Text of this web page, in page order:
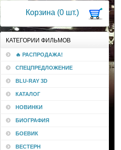
Корзина (0 шт.)
КАТЕГОРИИ ФИЛЬМОВ
🔥 РАСПРОДАЖА!
СПЕЦПРЕДЛОЖЕНИЕ
BLU-RAY 3D
КАТАЛОГ
НОВИНКИ
БИОГРАФИЯ
БОЕВИК
ВЕСТЕРН